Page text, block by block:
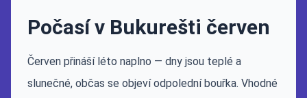
Počasí v Bukurešti červen
Červen přináší léto naplno — dny jsou teplé a
slunečné, občas se objeví odpolední bouřka. Vhodné